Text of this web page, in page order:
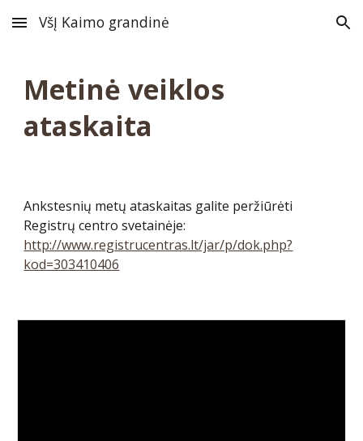
Skip to main content Skip to navigation
VšĮ Kaimo grandinė
Metinė veiklos
ataskaita
Ankstesnių metų ataskaitas galite peržiūrėti
Registrų centro svetainėje:
http://www.registrucentras.lt/jar/p/dok.php?
kod=303410406